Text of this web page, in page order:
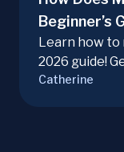
Beginner’s
Learn how to
2026 guide!
hardware,
Catherine